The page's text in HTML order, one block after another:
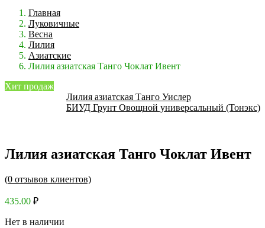
Главная
Луковичные
Весна
Лилия
Азиатские
Лилия азиатская Танго Чоклат Ивент
Лилия азиатская Танго Уислер
БИУД Грунт Овощной универсальный (Тонэкс)
Хит продаж
Лилия азиатская Танго Чоклат Ивент
(0 отзывов клиентов)
435.00 ₽
Нет в наличии